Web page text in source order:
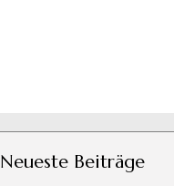
Neueste Beiträge